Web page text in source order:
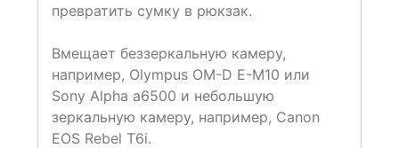
превратить сумку в рюкзак.
Вмещает беззеркальную камеру,
например, Olympus OM-D E-M10 или
Sony Alpha a6500 и небольшую
зеркальную камеру, например, Canon
EOS Rebel T6i.